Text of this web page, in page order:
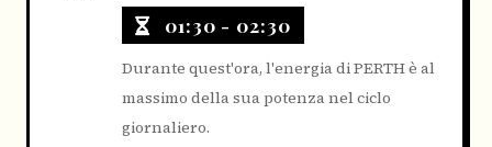
01:30 - 02:30
Durante quest'ora, l'energia di PERTH è al
massimo della sua potenza nel ciclo
giornaliero.